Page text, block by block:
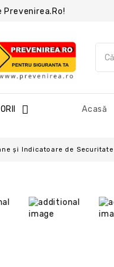
Prevenirea.ro!
Acasă
și Indicatoare de